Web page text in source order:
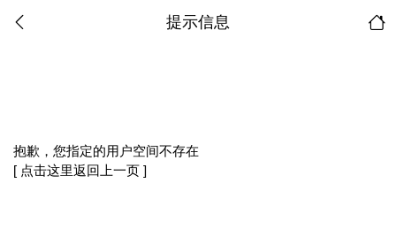
提示信息
抱歉，您指定的用户空间不存在
[ 点击这里返回上一页 ]